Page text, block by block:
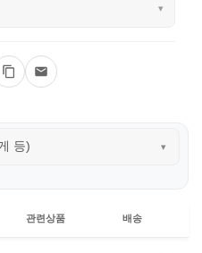
▾
등) ▾
관련상품 배송